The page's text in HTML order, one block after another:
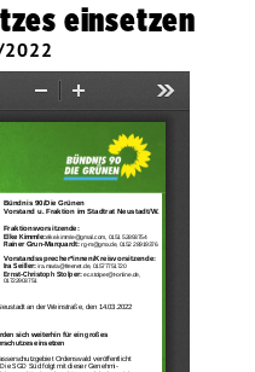
einsetzen